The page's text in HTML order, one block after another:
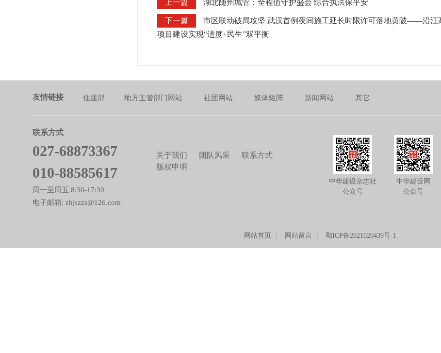
上一篇 湖北随州城管：全程值守护盛会 综合执法保平安
下一篇
市区联动破局攻坚 武汉首例夜间施工延长时限许可落地黄陂——沿江
项目建设实现“进度+民生”双平衡
友情链接 住建部 地方主管部门网站 社团网站 媒体矩阵 新闻网站 其它
联系方式
027-68873367
010-88585617
周一至周五 8:30-17:30
电子邮箱: zhjszzs@126.com
关于我们 团队风采
联系方式
版权申明
中华建设杂志社
公众号
中华建设网
公众号
网站首页 网站留言 鄂ICP备2021020439号-1